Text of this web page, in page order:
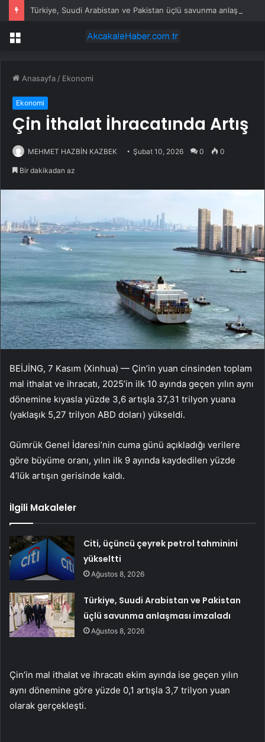
Menü
Anasayfa / Ekonomi
Ekonomi
Çin İthalat İhracatında Artış
MEHMET HAZBİN KAZBEK Şubat 10, 2026 0 0
Bir dakikadan az
BEİJİNG, 7 Kasım (Xinhua) — Çin’in yuan cinsinden toplam
mal ithalat ve ihracatı, 2025’in ilk 10 ayında geçen yılın aynı
dönemine kıyasla yüzde 3,6 artışla 37,31 trilyon yuana
(yaklaşık 5,27 trilyon ABD doları) yükseldi.
Gümrük Genel İdaresi’nin cuma günü açıkladığı verilere
göre büyüme oranı, yılın ilk 9 ayında kaydedilen yüzde
4’lük artışın gerisinde kaldı.
İlgili Makaleler
Citi, üçüncü çeyrek petrol tahminini
yükseltti
Ağustos 8, 2026
Türkiye, Suudi Arabistan ve Pakistan
üçlü savunma anlaşması imzaladı
Ağustos 8, 2026
Çin’in mal ithalat ve ihracatı ekim ayında ise geçen yılın
aynı dönemine göre yüzde 0,1 artışla 3,7 trilyon yuan
olarak gerçekleşti.